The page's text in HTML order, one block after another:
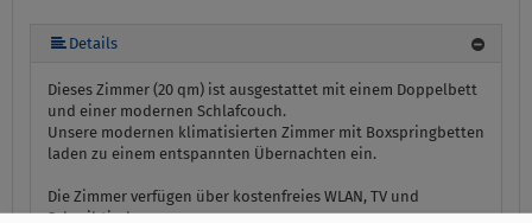
Details
Dieses Zimmer (20 qm) ist ausgestattet mit einem Doppelbett
und einer modernen Schlafcouch.
Unsere modernen klimatisierten Zimmer mit Boxspringbetten
laden zu einem entspannten Übernachten ein.
Die Zimmer verfügen über kostenfreies WLAN, TV und
Schreibtisch.